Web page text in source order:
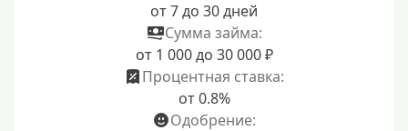
от 7 до 30 дней
Сумма займа:
от 1 000 до 30 000 ₽
Процентная ставка:
от 0.8%
Одобрение: